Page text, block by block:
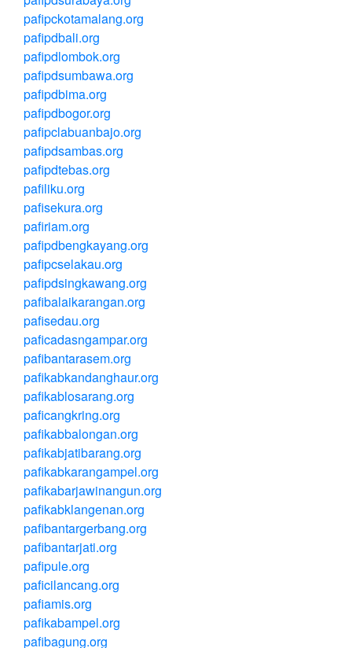
pafipckotamalang.org
pafipdbali.org
pafipdlombok.org
pafipdsumbawa.org
pafipdbima.org
pafipdbogor.org
pafipclabuanbajo.org
pafipdsambas.org
pafipdtebas.org
pafiliku.org
pafisekura.org
pafiriam.org
pafipdbengkayang.org
pafipcselakau.org
pafipdsingkawang.org
pafibalaikarangan.org
pafisedau.org
paficadasngampar.org
pafibantarasem.org
pafikabkandanghaur.org
pafikablosarang.org
paficangkring.org
pafikabbalongan.org
pafikabjatibarang.org
pafikabkarangampel.org
pafikabarjawinangun.org
pafikabklangenan.org
pafibantargerbang.org
pafibantarjati.org
pafipule.org
paficilancang.org
pafiamis.org
pafikabampel.org
pafibagung.org